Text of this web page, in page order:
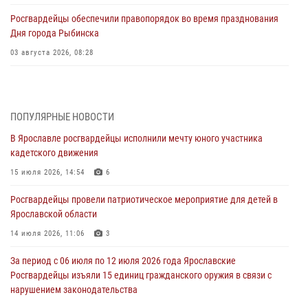
Росгвардейцы обеспечили правопорядок во время празднования
Дня города Рыбинска
03 августа 2026, 08:28
03 августа 2026, 07:24
Ярославские росгвардейцы за прошедшую неделю совершили
более 300 выездов по сигналам «тревога»
03 августа 2026, 07:09
Росгвардейцы оказали помощь беременной женщине во время
празднования Дня ВДВ в Ярославле
03 августа 2026, 06:20
За период с 20 июля по 26 июля 2026 года Ярославские
Росгвардейцы изъяли 41 единицу гражданского оружия в связи с
нарушением законодательства
ПОПУЛЯРНЫЕ НОВОСТИ
В Ярославле росгвардейцы исполнили мечту юного участника
кадетского движения
15 июля 2026, 14:54 6
Росгвардейцы провели патриотическое мероприятие для детей в
Ярославской области
14 июля 2026, 11:06 3
За период с 06 июля по 12 июля 2026 года Ярославские
Росгвардейцы изъяли 15 единиц гражданского оружия в связи с
нарушением законодательства